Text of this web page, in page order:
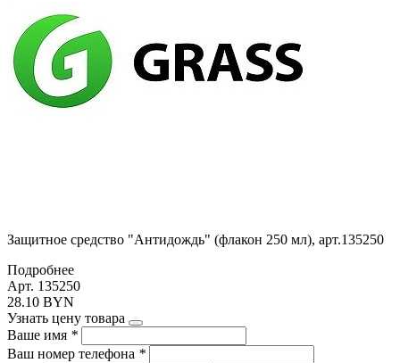
Защитное средство "Антидождь" (флакон 250 мл), арт.135250
Подробнее
Арт. 135250
28.10 BYN
Узнать цену товара
Ваше имя *
Ваш номер телефона *